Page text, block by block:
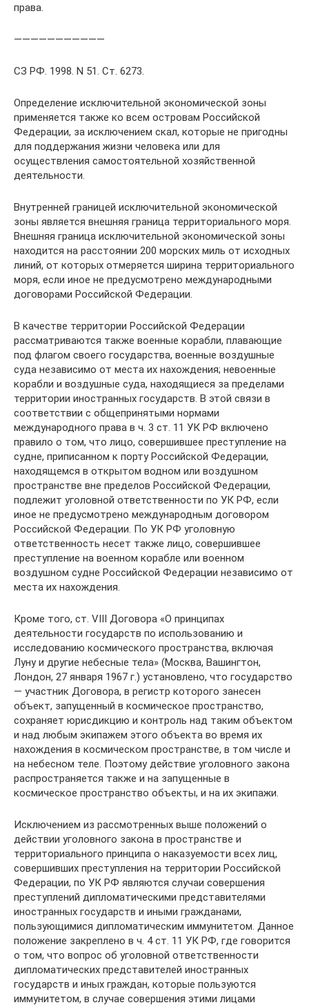
права.
———————————
СЗ РФ. 1998. N 51. Ст. 6273.
Определение исключительной экономической зоны
применяется также ко всем островам Российской
Федерации, за исключением скал, которые не пригодны
для поддержания жизни человека или для
осуществления самостоятельной хозяйственной
деятельности.
Внутренней границей исключительной экономической
зоны является внешняя граница территориального моря.
Внешняя граница исключительной экономической зоны
находится на расстоянии 200 морских миль от исходных
линий, от которых отмеряется ширина территориального
моря, если иное не предусмотрено международными
договорами Российской Федерации.
В качестве территории Российской Федерации
рассматриваются также военные корабли, плавающие
под флагом своего государства, военные воздушные
суда независимо от места их нахождения; невоенные
корабли и воздушные суда, находящиеся за пределами
территории иностранных государств. В этой связи в
соответствии с общепринятыми нормами
международного права в ч. 3 ст. 11 УК РФ включено
правило о том, что лицо, совершившее преступление на
судне, приписанном к порту Российской Федерации,
находящемся в открытом водном или воздушном
пространстве вне пределов Российской Федерации,
подлежит уголовной ответственности по УК РФ, если
иное не предусмотрено международным договором
Российской Федерации. По УК РФ уголовную
ответственность несет также лицо, совершившее
преступление на военном корабле или военном
воздушном судне Российской Федерации независимо от
места их нахождения.
Кроме того, ст. VIII Договора «О принципах
деятельности государств по использованию и
исследованию космического пространства, включая
Луну и другие небесные тела» (Москва, Вашингтон,
Лондон, 27 января 1967 г.) установлено, что государство
— участник Договора, в регистр которого занесен
объект, запущенный в космическое пространство,
сохраняет юрисдикцию и контроль над таким объектом
и над любым экипажем этого объекта во время их
нахождения в космическом пространстве, в том числе и
на небесном теле. Поэтому действие уголовного закона
распространяется также и на запущенные в
космическое пространство объекты, и на их экипажи.
Исключением из рассмотренных выше положений о
действии уголовного закона в пространстве и
территориального принципа о наказуемости всех лиц,
совершивших преступления на территории Российской
Федерации, по УК РФ являются случаи совершения
преступлений дипломатическими представителями
иностранных государств и иными гражданами,
пользующимися дипломатическим иммунитетом. Данное
положение закреплено в ч. 4 ст. 11 УК РФ, где говорится
о том, что вопрос об уголовной ответственности
дипломатических представителей иностранных
государств и иных граждан, которые пользуются
иммунитетом, в случае совершения этими лицами